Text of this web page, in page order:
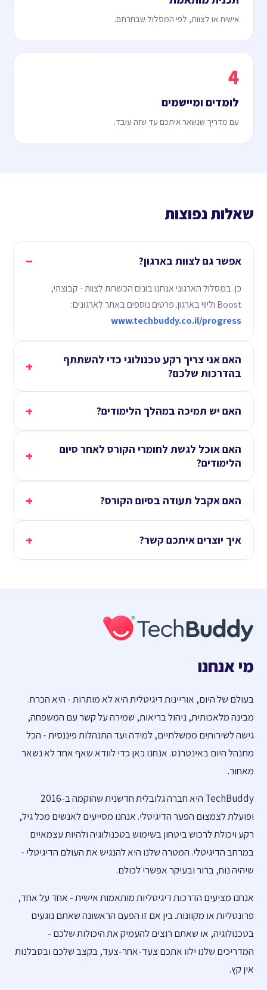
אישית או לצוות, לפי המסלול שבחרתם.
4
לומדים ומיישמים
עם מדריך שנשאר איתכם עד שזה עובד.
שאלות נפוצות
אפשר גם לצוות בארגון? −
כן. במסלול הארגוני אנחנו בונים הכשרות לצוות - קבוצתי,
Boost וליווי בארגון. פרטים נוספים באתר לארגונים:
www.techbuddy.co.il/progress
האם אני צריך רקע טכנולוגי כדי להשתתף
בהדרכות שלכם?
+
האם יש תמיכה במהלך הלימודים? +
האם אוכל לגשת לחומרי הקורס לאחר סיום
הלימודים?
+
האם אקבל תעודה בסיום הקורס? +
איך יוצרים איתכם קשר? +
מי אנחנו
בעולם של היום, אוריינות דיגיטלית היא לא מותרות - היא הכרח.
מבינה מלאכותית, ניהול בריאות, שמירה על קשר עם המשפחה,
גישה לשירותים ממשלתיים, למידה ועד התנהלות פיננסית - הכל
מתנהל היום באינטרנט. אנחנו כאן כדי לוודא שאף אחד לא נשאר
מאחור.
TechBuddy היא חברה גלובלית חדשנית שהוקמה ב-2016
ופועלת לצמצום הפער הדיגיטלי. אנחנו מסייעים לאנשים מכל גיל,
רקע ויכולת לרכוש ביטחון בשימוש בטכנולוגיה ולהיות עצמאיים
במרחב הדיגיטלי. המטרה שלנו היא להנגיש את העולם הדיגיטלי -
שיהיה נוח, ברור ובעיקר אפשרי לכולם.
אנחנו מציעים הדרכות דיגיטליות מותאמות אישית - אחד על אחד,
פרונטליות או מקוונות. בין אם זו הפעם הראשונה שאתם נוגעים
בטכנולוגיה, או שאתם רוצים להעמיק את היכולות שלכם -
המדריכים שלנו ילוו אתכם צעד-אחר-צעד, בקצב שלכם ובסבלנות
אין קץ.